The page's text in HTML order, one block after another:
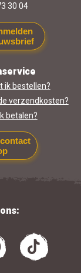
30 04
ik bestellen?
verzendkosten?
betalen?